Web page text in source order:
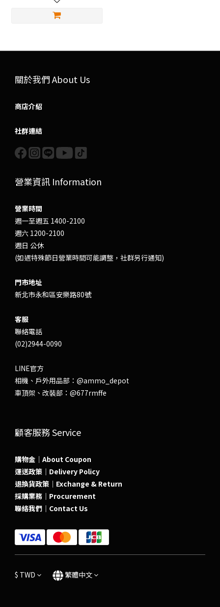
關於我們 About Us
商店介紹
社群連結
營業資訊 Information
營業時間
週一至週五 1400-2100
週六 1200-2100
週日 公休
(如遇特殊節日營業時間可能調整，社群另行通知)
門市地址
新北市永和區安樂路80號
客服
聯絡電話
(02)2944-0090
LINE官方
相機、戶外用品部： @ammo_depot
車頂架、改裝部： @677rmffe
顧客服務 Service
購物金｜About Coupon
運送政策｜Delivery Policy
退換貨政策｜Exchange & Return
採購業務｜Procurement
聯絡我們｜Contact Us
$ TWD 繁體中文